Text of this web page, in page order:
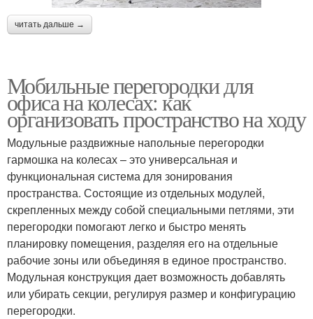
читать дальше →
Мобильные перегородки для
офиса на колесах: как
организовать пространство на ходу
Модульные раздвижные напольные перегородки
гармошка на колесах – это универсальная и
функциональная система для зонирования
пространства. Состоящие из отдельных модулей,
скрепленных между собой специальными петлями, эти
перегородки помогают легко и быстро менять
планировку помещения, разделяя его на отдельные
рабочие зоны или объединяя в единое пространство.
Модульная конструкция дает возможность добавлять
или убирать секции, регулируя размер и конфигурацию
перегородки.